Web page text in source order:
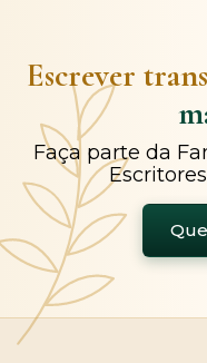
Escrever
Faça parte da